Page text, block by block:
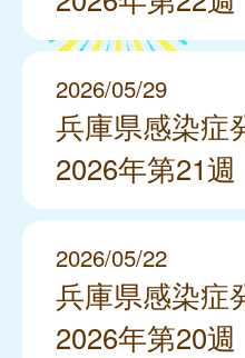
2026/05/29
兵庫県感染症
2026年第21週
2026/05/22
兵庫県感染症
2026年第20週